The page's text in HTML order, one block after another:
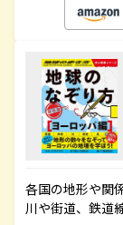
各国の地形や関
川や街道、鉄道